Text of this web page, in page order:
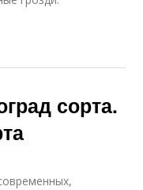
сорта.